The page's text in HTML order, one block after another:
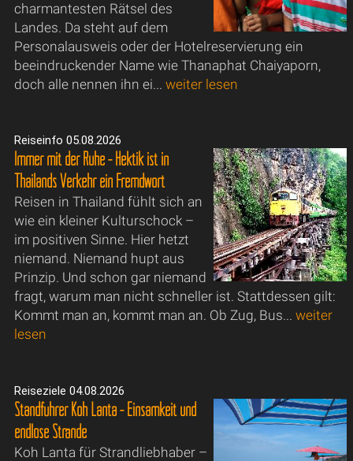
charmantesten Rätsel des
Landes. Da steht auf dem
Personalausweis oder der Hotelreservierung ein
beeindruckender Name wie Thanaphat Chaiyaporn,
doch alle nennen ihn ei... weiter lesen
Reiseinfo 05.08.2026
Immer mit der Ruhe - Hektik ist in
Thailands Verkehr ein Fremdwort
Reisen in Thailand fühlt sich an
wie ein kleiner Kulturschock –
im positiven Sinne. Hier hetzt
niemand. Niemand hupt aus
Prinzip. Und schon gar niemand
fragt, warum man nicht schneller ist. Stattdessen gilt:
Kommt man an, kommt man an. Ob Zug, Bus... weiter
lesen
Reiseziele 04.08.2026
Standführer Koh Lanta - Einsamkeit und
endlose Strände
Koh Lanta für Strandliebhaber –